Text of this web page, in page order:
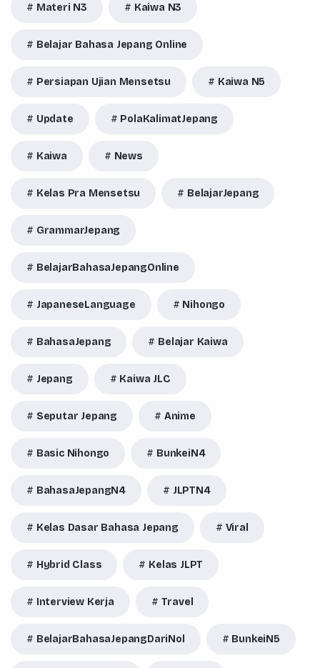
Materi N3 Kaiwa N3
Belajar Bahasa Jepang Online
Persiapan Ujian Mensetsu Kaiwa N5
Update PolaKalimatJepang
Kaiwa News
Kelas Pra Mensetsu BelajarJepang
GrammarJepang
BelajarBahasaJepangOnline
JapaneseLanguage Nihongo
BahasaJepang Belajar Kaiwa
Jepang Kaiwa JLC
Seputar Jepang Anime
Basic Nihongo BunkeiN4
BahasaJepangN4 JLPTN4
Kelas Dasar Bahasa Jepang Viral
Hybrid Class Kelas JLPT
Interview Kerja Travel
BelajarBahasaJepangDariNol BunkeiN5